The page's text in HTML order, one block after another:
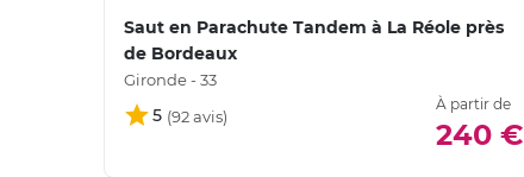
Saut en Parachute Tandem à La Réole près
de Bordeaux
Gironde - 33
5
À partir de
240 €